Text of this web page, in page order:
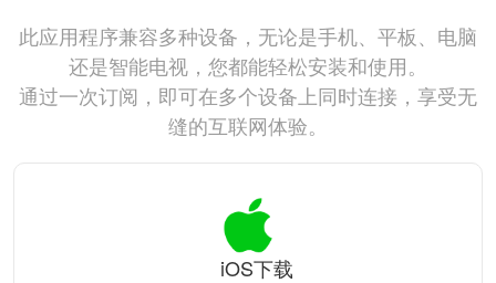
此应用程序兼容多种设备，无论是手机、平板、电脑
还是智能电视，您都能轻松安装和使用。
通过一次订阅，即可在多个设备上同时连接，享受无
缝的互联网体验。
iOS下载